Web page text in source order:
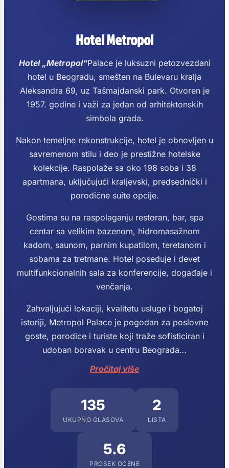
Hotel Metropol
Hotel „Metropol“Palace je luksuzni petozvezdani
hotel u Beogradu, smešten na Bulevaru kralja
Aleksandra 69, uz Tašmajdanski park. Otvoren je
1957. godine i važi za jedan od arhitektonskih
simbola grada.
Nakon temeljne rekonstrukcije, hotel je obnovljen u
savremenom stilu i deo je prestižne hotelske
kolekcije. Raspolaže sa oko 198 soba i 38
apartmana, uključujući kraljevski, predsednički i
porodične suite opcije.
Gostima su na raspolaganju restoran, bar, spa
centar sa velikim bazenom, hidromasažnom
kadom, saunom, parnim kupatilom, teretanom i
sobama za tretmane. Hotel poseduje i devet
multifunkcionalnih sala za konferencije, događaje i
venčanja.
Zahvaljujući lokaciji, kvalitetu usluge i bogatoj
istoriji, Metropol Palace je pogodan za poslovne
goste, porodice i turiste koji traže sofisticiran i
udoban boravak u centru Beograda...
Pročitaj više
135
UKUPNO GLASOVA
2
LISTA
5.6
PROSEK OCENE